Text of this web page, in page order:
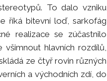
To dalo vzniku
říká bitevní loď, sarkofág
realizace se zúčastnilo
hlavních rozdílů,
ze čtyř rovin různých
a východních zdí, do